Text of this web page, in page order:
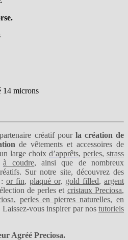
14 microns
créatif pourla création de
de vêtements et accessoires de
large choix d’apprêts, perles, strass
à coudre, ainsi que de nombreux
Sur notre site, découvrez des
or fin, plaqué or, gold filled, argent
de perles et cristaux Preciosa,
, perles en pierres naturelles, en
Laissez-vous inspirer par nostutoriels
Agréé Preciosa.